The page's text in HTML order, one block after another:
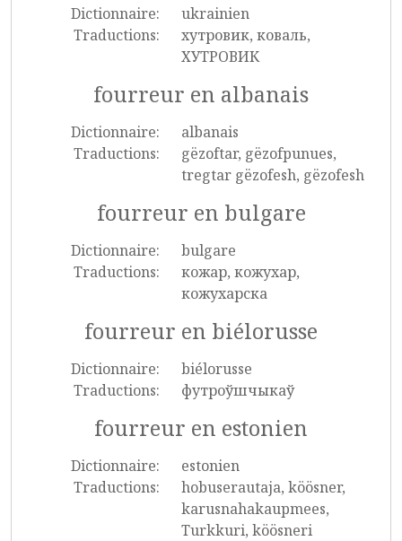
Dictionnaire:
ukrainien
Traductions:
хутровик, коваль,
ХУТРОВИК
fourreur en albanais
Dictionnaire:
albanais
Traductions:
gëzoftar, gëzofpunues,
tregtar gëzofesh, gëzofesh
fourreur en bulgare
Dictionnaire:
bulgare
Traductions:
кожар, кожухар,
кожухарска
fourreur en biélorusse
Dictionnaire:
biélorusse
Traductions:
футроўшчыкаў
fourreur en estonien
Dictionnaire:
estonien
Traductions:
hobuserautaja, köösner,
karusnahakaupmees,
Turkkuri, köösneri